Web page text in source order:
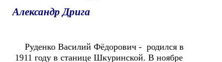
Александр Дрига
Руденко Василий Фёдорович - родился в
1911 году в станице Шкуринской. В ноябре